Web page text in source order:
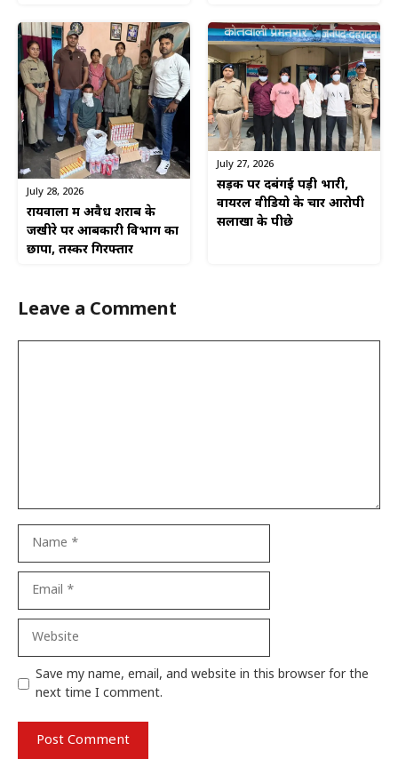
July 28, 2026
रायवाला में अवैध शराब के
जखीरे पर आबकारी विभाग का
छापा, तस्कर गिरफ्तार
July 27, 2026
सड़क पर दबंगई पड़ी भारी,
वायरल वीडियो के चार आरोपी
सलाखों के पीछे
Leave a Comment
Save my name, email, and website in this browser for the
next time I comment.